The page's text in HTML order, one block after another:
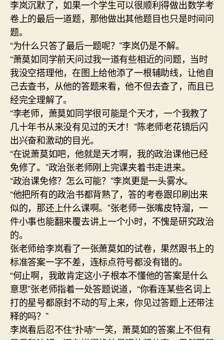
李岚沉默了，如果一个学生可以很顺利得做出数学考
卷上的最后一道题，那他做出其他题目也只是时间问
题。
“为什么只答了最后一题呢？”李岚仍是不解。
“萧莫如同学前天问过我一道有些相近的问题，当时
我没空搭理他，在图上给他添了一根辅助线，让他自
己去查书，从他的答题来看，他不但去查了，而且已
经完全理解了。
“李老师，萧莫如同学很可能是个天才，一个我教了
几十年书从来没有见过的天才！”陈老师老花镜后闪
出兴奋和激动的目光。
“在说萧莫如吧，他就是天才啊，我的政治课他已经
免修了。”政治张老师刚上完课夹着书走进来。
“政治课免修？怎么可能？”李岚更是一头雾水。
“他把所有的政治书都背熟了，答的考卷跟印刷出来
似的，那还上什么课啊。”张老师一张嘴皮特溜，一
件小事也能翻来覆去讲上一个小时，不愧是研究政治
的。
张老师给李岚看了一张萧莫如的试卷，果然跟书上的
标准答案一字不差，连标点符号都没有错的。
“何止啊，我敢肯定这小子根本不懂他的答案是什么
意思”张老师指着一处答题说道，“你看连某些名词上
打的星号都原封不动的写上来，你见过答题上还带注
释的吗？”
李岚看后忍不住“扑哧”一笑，萧莫如的答案上不但有